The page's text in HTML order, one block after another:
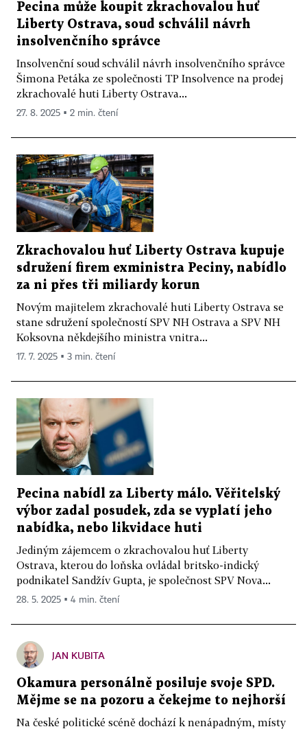
Pecina může koupit zkrachovalou huť
Liberty Ostrava, soud schválil návrh
insolvenčního správce
Insolvenční soud schválil návrh insolvenčního správce
Šimona Petáka ze společnosti TP Insolvence na prodej
zkrachovalé huti Liberty Ostrava...
27. 8. 2025 ▪ 2 min. čtení
Zkrachovalou huť Liberty Ostrava kupuje
sdružení firem exministra Peciny, nabídlo
za ni přes tři miliardy korun
Novým majitelem zkrachovalé huti Liberty Ostrava se
stane sdružení společností SPV NH Ostrava a SPV NH
Koksovna někdejšího ministra vnitra...
17. 7. 2025 ▪ 3 min. čtení
Pecina nabídl za Liberty málo. Věřitelský
výbor zadal posudek, zda se vyplatí jeho
nabídka, nebo likvidace huti
Jediným zájemcem o zkrachovalou huť Liberty
Ostrava, kterou do loňska ovládal britsko-indický
podnikatel Sandžív Gupta, je společnost SPV Nova...
28. 5. 2025 ▪ 4 min. čtení
JAN KUBITA
Okamura personálně posiluje svoje SPD.
Mějme se na pozoru a čekejme to nejhorší
Na české politické scéně dochází k nenápadným, místy